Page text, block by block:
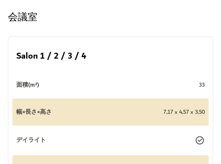
会議室
Salon 1 / 2 / 3 / 4
面積(m²) 33
幅×長さ×高さ 7,17 x 4,57 x 3,50
デイライト